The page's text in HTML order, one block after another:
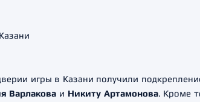
игры в Казани получили
Варлакова и Никиту Артамонова. Кроме